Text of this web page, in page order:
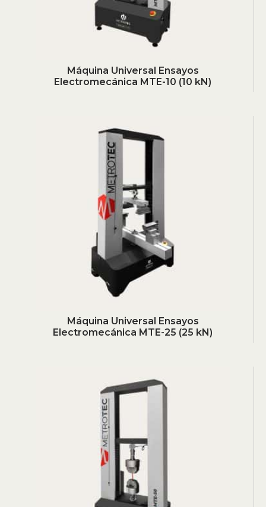
Máquina Universal Ensayos
Electromecánica MTE-10 (10 kN)
Máquina Universal Ensayos
Electromecánica MTE-25 (25 kN)